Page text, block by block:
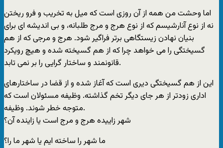
اما وحشت من همه از آن روزی است که میل به تخریب و فرو ریختن
نه از نوع آنارشیسم که از نوع هرج و مرج طلبانه، و بی اندیشه ای برای
بنیان نهادن زیستگاهی برتر فراگیر شود. هرج و مرجی که از هم
گسیختگی را می خواهد چرا که از هم گسیخته شده و هیچ رویکرد
قانونمند و ساختار گرایی را بر نمی تابد.
این از هم گسیختگی دیری است که آغاز شده و از قضا در ساختارهای
اداری زودتر از هر جای دیگر تخم گذاشته. وظیفه مسئولان است که
متوجه خطر شوند. وظیفه.
شهر زاییده هرج و مرج است یا زاینده آن؟
ما شهر را ساخته ایم یا شهر ما را؟